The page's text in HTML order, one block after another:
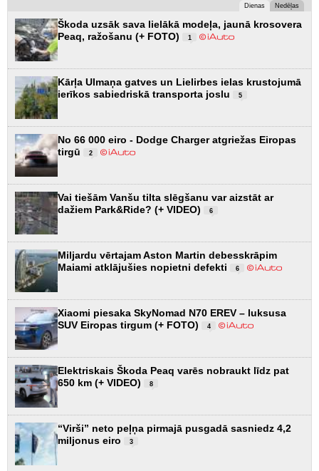
Dienas Nedēļas
Škoda uzsāk sava lielākā modeļa, jaunā krosovera
Peaq, ražošanu (+ FOTO)
1
Kārļa Ulmaņa gatves un Lielirbes ielas krustojumā
ierīkos sabiedriskā transporta joslu
5
No 66 000 eiro - Dodge Charger atgriežas Eiropas
tirgū
2
Vai tiešām Vanšu tilta slēgšanu var aizstāt ar
dažiem Park&Ride? (+ VIDEO)
6
Miljardu vērtajam Aston Martin debesskrāpim
Maiami atklājušies nopietni defekti
6
Xiaomi piesaka SkyNomad N70 EREV – luksusa
SUV Eiropas tirgum (+ FOTO)
4
Elektriskais Škoda Peaq varēs nobraukt līdz pat
650 km (+ VIDEO)
8
“Virši” neto peļņa pirmajā pusgadā sasniedz 4,2
miljonus eiro
3